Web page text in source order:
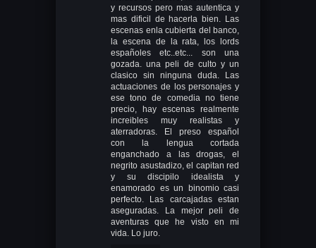
y recursos pero mas autentica y
mas dificil de hacerla bien. Las
escenas enla cubierta del banco,
la escena de la rata, los lords
españoles etc..etc... son una
gozada. una peli de culto y un
clasico sin ninguna duda. Las
actuaciones de los personajes y
ese tono de comedia no tiene
precio, hay escenas realmente
increibles muy realistas y
aterradoras. El preso español
con la lengua cortada
enganchado a las drogas, el
negrito asustadizo, el capitan red
y su discipilo idealista y
enamorado es un binomio casi
perfecto. Las carcajadas estan
aseguradas. La mejor peli de
aventuras que he visto en mi
vida. Lo juro.